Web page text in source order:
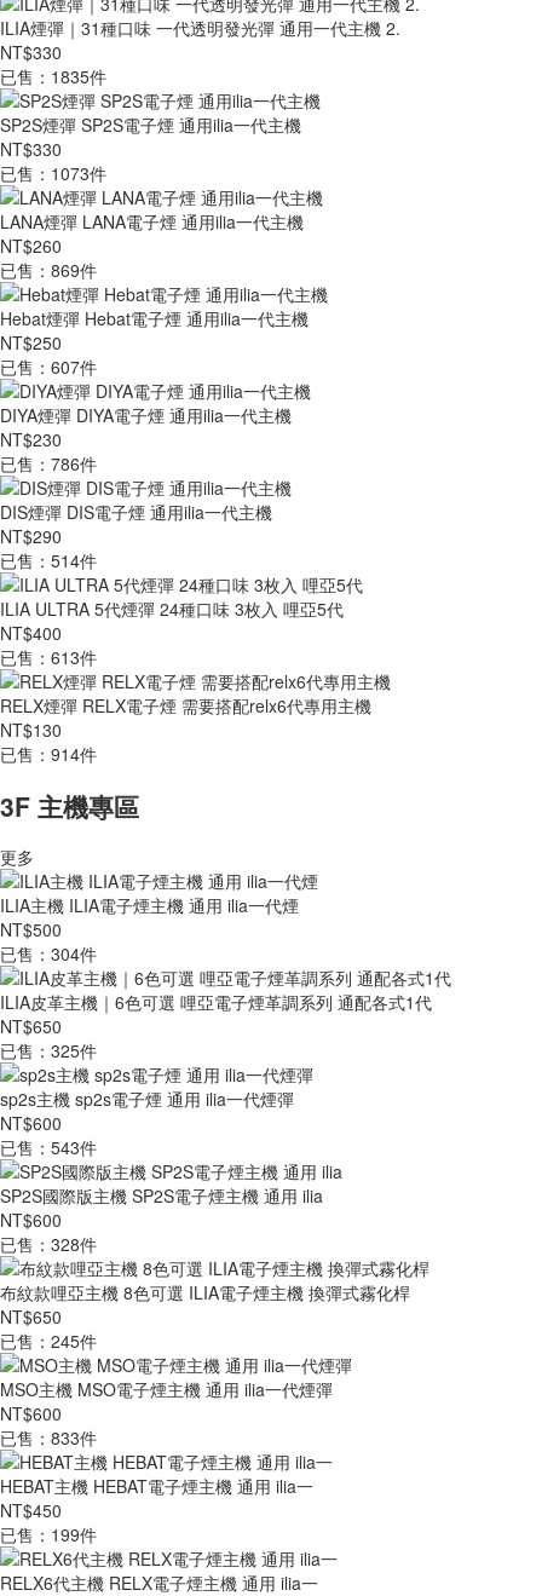
ILIA煙彈｜31種口味 一代透明發光彈 通用一代主機 2.
NT$330
已售：1835件
SP2S煙彈 SP2S電子煙 通用ilia一代主機
NT$330
已售：1073件
LANA煙彈 LANA電子煙 通用ilia一代主機
NT$260
已售：869件
Hebat煙彈 Hebat電子煙 通用ilia一代主機
NT$250
已售：607件
DIYA煙彈 DIYA電子煙 通用ilia一代主機
NT$230
已售：786件
DIS煙彈 DIS電子煙 通用ilia一代主機
NT$290
已售：514件
ILIA ULTRA 5代煙彈 24種口味 3枚入 哩亞5代
NT$400
已售：613件
RELX煙彈 RELX電子煙 需要搭配relx6代專用主機
NT$130
已售：914件
3F 主機專區
更多
ILIA主機 ILIA電子煙主機 通用 ilia一代煙
NT$500
已售：304件
ILIA皮革主機｜6色可選 哩亞電子煙革調系列 通配各式1代
NT$650
已售：325件
sp2s主機 sp2s電子煙 通用 ilia一代煙彈
NT$600
已售：543件
SP2S國際版主機 SP2S電子煙主機 通用 ilia
NT$600
已售：328件
布紋款哩亞主機 8色可選 ILIA電子煙主機 換彈式霧化桿
NT$650
已售：245件
MSO主機 MSO電子煙主機 通用 ilia一代煙彈
NT$600
已售：833件
HEBAT主機 HEBAT電子煙主機 通用 ilia一
NT$450
已售：199件
RELX6代主機 RELX電子煙主機 通用 ilia一